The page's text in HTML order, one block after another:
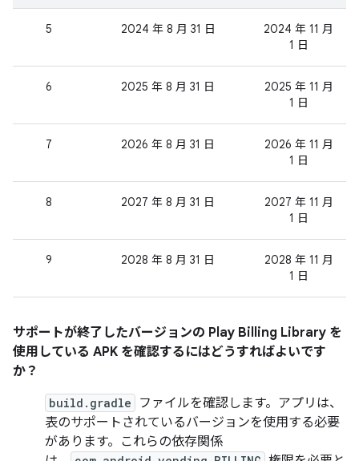
5 2024 年 8 月 31 日
2024 年 11 月
1 日
6 2025 年 8 月 31 日
2025 年 11 月
1 日
7 2026 年 8 月 31 日
2026 年 11 月
1 日
8 2027 年 8 月 31 日
2027 年 11 月
1 日
9 2028 年 8 月 31 日
2028 年 11 月
1 日
サポートが終了したバージョンの Play Billing Library を
使用している APK を確認するにはどうすればよいです
か？
build.gradle
ファイルを確認します。アプリは、
表のサポートされているバージョンを使用する必要
があります。これらの依存関係